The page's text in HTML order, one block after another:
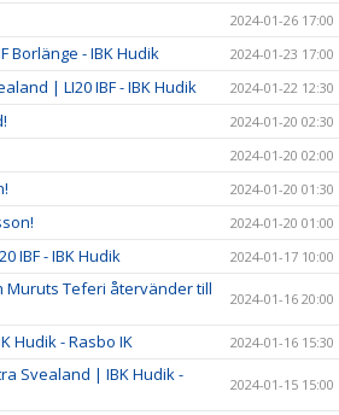
2024-01-26 17:00
Borlänge - IBK Hudik 2024-01-23 17:00
| LI20 IBF - IBK Hudik 2024-01-22 12:30
2024-01-20 02:30
2024-01-20 02:00
2024-01-20 01:30
2024-01-20 01:00
IBF - IBK Hudik 2024-01-17 10:00
Muruts Teferi återvänder till
2024-01-16 20:00
Hudik - Rasbo IK 2024-01-16 15:30
Svealand | IBK Hudik -
2024-01-15 15:00